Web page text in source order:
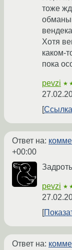
тоже
Хотя
каком-
пока
pevzi
Ссылка
Ответ на:
+00:00
pevzi
Ответ на: